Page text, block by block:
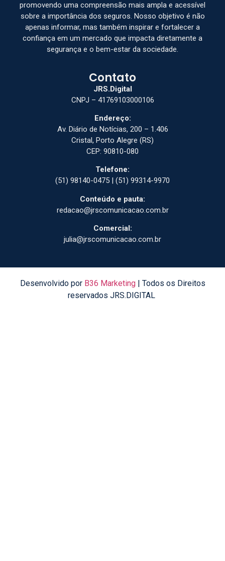
promovendo uma compreensão mais ampla e acessível
sobre a importância dos seguros. Nosso objetivo é não
apenas informar, mas também inspirar e fortalecer a
confiança em um mercado que impacta diretamente a
segurança e o bem-estar da sociedade.
Contato
JRS.Digital
CNPJ – 41769103000106
Endereço:
Av. Diário de Notícias, 200 – 1.406
Cristal, Porto Alegre (RS)
CEP: 90810-080
Telefone:
(51) 98140-0475 | (51) 99314-9970
Conteúdo e pauta:
redacao@jrscomunicacao.com.br
Comercial:
julia@jrscomunicacao.com.br
Desenvolvido por B36 Marketing| Todos os Direitos
reservados JRS.DIGITAL